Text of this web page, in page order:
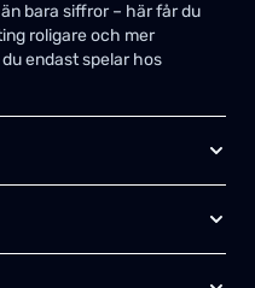
bara siffror – här får du
roligare och mer
endast spelar hos